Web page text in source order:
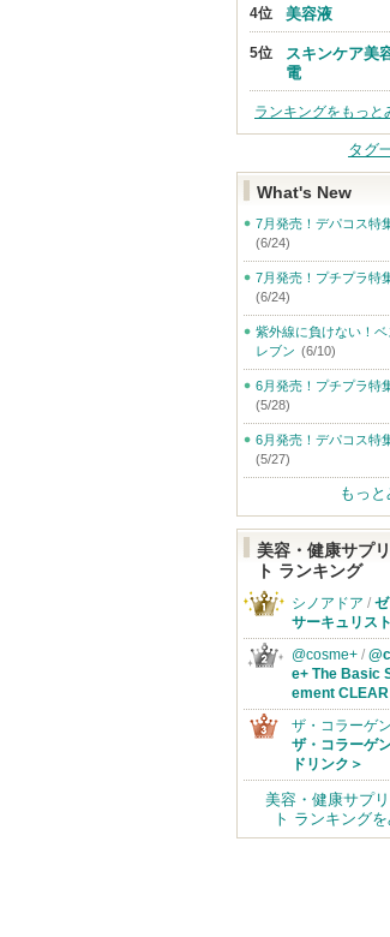
美容液
スキンケア美
電
ランキングをもっと
タグ
What's New
7月発売！デパコス特
(6/24)
7月発売！プチプラ特
(6/24)
紫外線に負けない！ベ
レブン (6/10)
6月発売！プチプラ特
(5/28)
6月発売！デパコス特
(5/27)
もっと
美容・健康サプ
ト ランキング
シノアドア /
サーキュリスト
@cosme+ /
e+ The Basic
ement CLEAR
ザ・コラーゲン
ザ・コラーゲ
ドリンク＞
美容・健康サプ
ト ランキング